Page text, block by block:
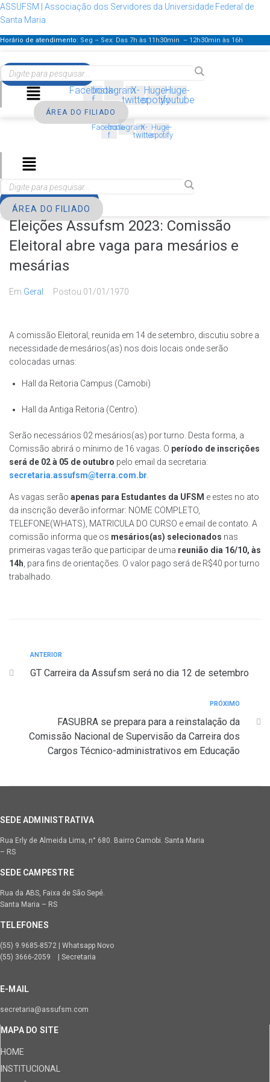
ASSUFSM | Associação dos Servidores da Universidade Federal de
Santa Maria
Horário de atendimento: Seg – Sex: Das 7h às 11h30min – 12h30min às 16h
Menu
FILIE-SE
Facebook-
f
InstagramX-
twitter
Huge-
spotify
Huge-
youtube
ÁREA DO FILIADO
Facebook-
f
InstagramX-
twitter
Huge-
spotify
Menu
ÁREA DO FILIADO
Eleições Assufsm 2023: Comissão
Eleitoral abre vaga para mesários e
mesárias
Em Geral Postou 01/01/1970
A comissão Eleitoral, reunida em 14 de setembro, discutiu sobre a
necessidade de mesários(as) nos dois locais onde serão
colocadas urnas:
Hall da Reitoria Campus (Camobi)
Hall da Antiga Reitoria (Centro).
Serão necessários 02 mesários(as) por turno. Desta forma, a
Comissão abrirá o mínimo de 16 vagas. O período de inscrições
será de 02 à 05 de outubro pelo email da secretaria:
secretaria.assufsm@terra.com.br
As vagas serão apenas para Estudantes da UFSM e estes no ato
da inscrição deverão informar: NOME COMPLETO,
TELEFONE(WHATS), MATRICULA DO CURSO e email de contato. A
comissão informa que os mesários(as) selecionados nas
primeiras vagas terão que participar de uma reunião dia 16/10, às
14h , para fins de orientações. O valor pago será de R$40 por turno
trabalhado.
Navegação
A
n
o
ANTERIOR
GT Carreira da Assufsm será no dia 12 de setembro
o
PRÓXIMO
FASUBRA se prepara para a reinstalação da
Comissão Nacional de Supervisão da Carreira dos
Cargos Técnico-administrativos em Educação
SEDE ADMINISTRATIVA
Rua Erly de Almeida Lima, n° 680. Bairro Camobi. Santa Maria
– RS
SEDE CAMPESTRE
Rua da ABS, Faixa de São Sepé.
Santa Maria – RS
TELEFONES
(55) 9.9685-8572 | Whatsapp Novo
(55) 3666-2059 | Secretaria
E-MAIL
secretaria@assufsm.com
MAPA DO SITE
HOME
INSTITUCIONAL